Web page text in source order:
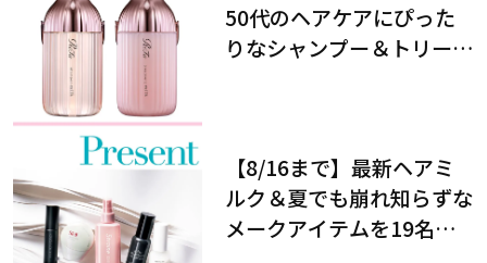
50代のヘアケアにぴった
りなシャンプー＆トリート
【8/16まで】最新ヘアミ
ルク＆夏でも崩れ知らずな
メークアイテムを19名様